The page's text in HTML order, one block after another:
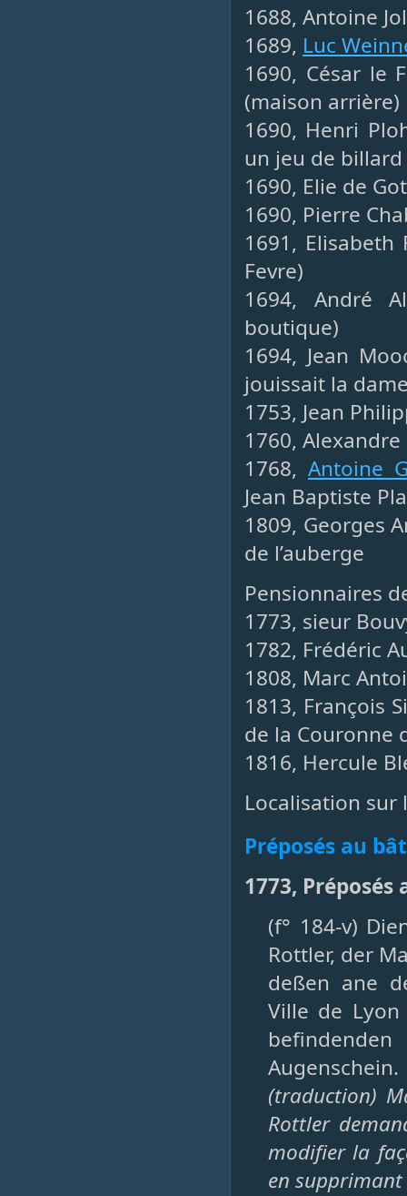
1688, Antoine
1689, Luc
1690, César le
(maison arrière)
1690, Henri
un jeu de billard
1690, Elie de
1690, Pierre
1691,
Fevre)
1694, André
boutique)
1694, Jean
jouissait la
1753, Jean
1760,
1768, Antoine
Jean Baptiste
1809, Georges
de l’auberge
Pensionnaires
1773, sieur
1782, Frédéric
1808, Marc
1813, François
de la Couronne
1816, Hercule
Localisation sur
Préposés au
1773,
(f° 184-v)
Rottler, der
deßen ane
Ville de
Augenschein.
(traduction)
Rottler
modifier la
en supprimant